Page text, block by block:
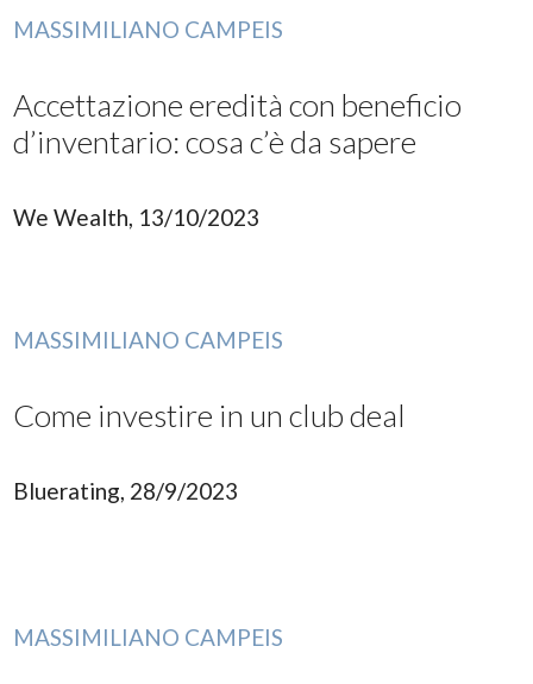
MASSIMILIANO CAMPEIS
Accettazione eredità con beneficio
d’inventario: cosa c’è da sapere
We Wealth, 13/10/2023
MASSIMILIANO CAMPEIS
Come investire in un club deal
Bluerating, 28/9/2023
MASSIMILIANO CAMPEIS